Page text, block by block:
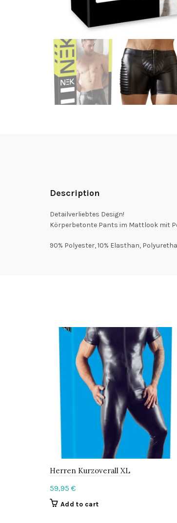
Description
Detailverliebtes Design!
Körperbetonte Pants im Mattlook mit
90% Polyester, 10% Elasthan,
Herren Kurzoverall XL
59,95 €
Add to cart